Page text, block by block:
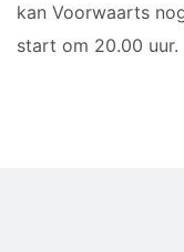
kan Voorwaarts
start om 20.00 uur.